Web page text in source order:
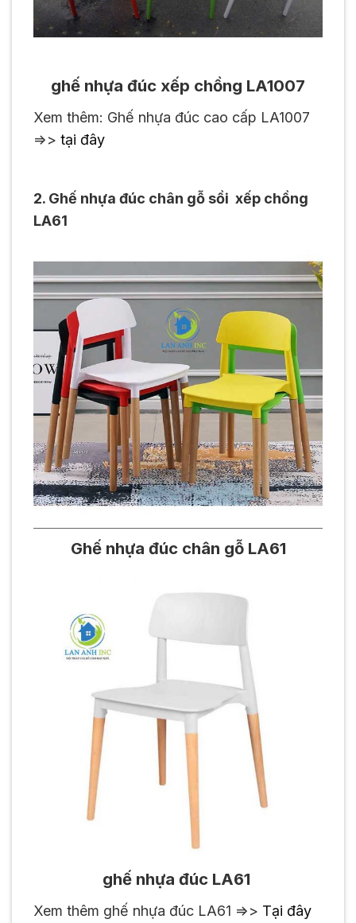
ghế nhựa đúc xếp chồng LA1007
Xem thêm: Ghế nhựa đúc cao cấp LA1007
=>> tại đây
2. Ghế nhựa đúc chân gỗ sồi xếp chồng
LA61
Ghế nhựa đúc chân gỗ LA61
ghế nhựa đúc LA61
Xem thêm ghế nhựa đúc LA61 =>> Tại đây